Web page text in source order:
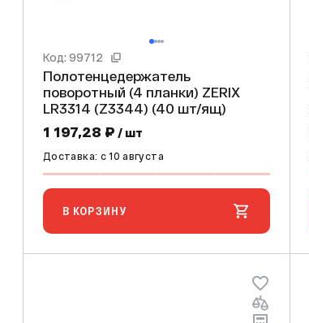
Код: 99712
Полотенцедержатель
поворотный (4 планки) ZERIX
LR3314 (Z3344) (40 шт/ящ)
1 197,28 ₽ / шт
Доставка: c 10 августа
В КОРЗИНУ